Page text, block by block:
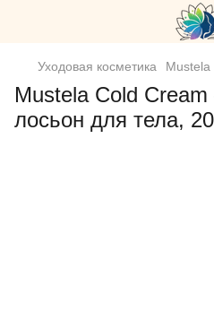
Уходовая косметика
Mustela Cold
лосьон для тела,